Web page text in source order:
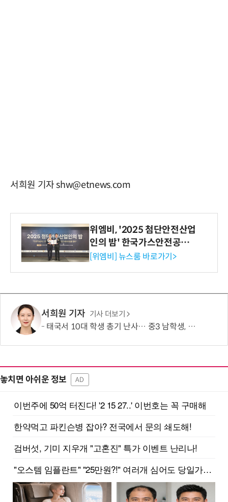
서희원 기자 shw@etnews.com
위엠비, '2025 첨단안전산업
인의 밤' 한국가스안전공사
사장상 수상
[위엠비] 뉴스룸 바로가기>
서희원 기자 기사 더보기
태국서 10대 학생 총기 난사… 중3 남학생, 조부모·교사 등 8명 살해
놓치면 아쉬운 정보 AD